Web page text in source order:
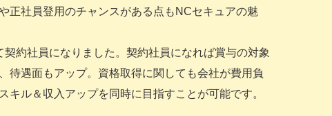
正社員登用のチャンスがある点もNCセキュアの魅
約社員になりました。契約社員になれば賞与の対象
待遇面もアップ。資格取得に関しても会社が費用負
ル＆収入アップを同時に目指すことが可能です。